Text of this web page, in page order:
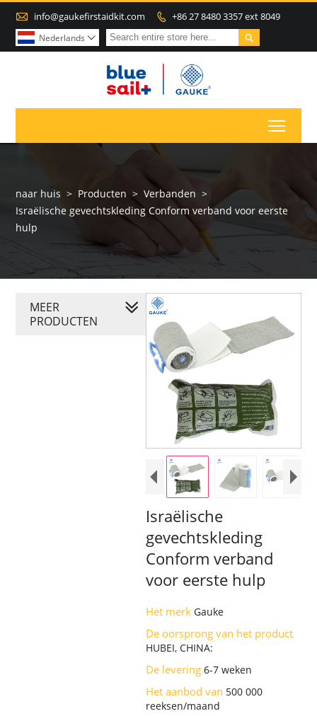
 info@gaukefirstaidkit.com  +86 27 8480 3357 ext 8049

Nederlands 
naar huis > Producten > Verbanden >
Israëlische gevechtskleding Conform verband voor eerste
hulp
Israëlische
gevechtskleding
Conform verband
voor eerste hulp
Het merk Gauke
De oorsprong van het product
HUBEI, CHINA:
De levering 6-7 weken
Het aanbod van 500 000
reeksen/maand
MEER
PRODUCTEN